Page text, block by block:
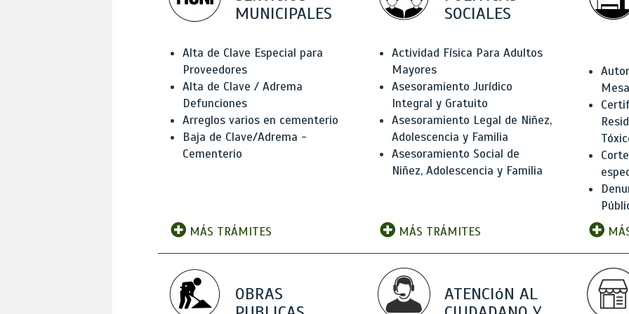
MUNICIPALES
Alta de Clave Especial para
Proveedores
Alta de Clave / Adrema
Defunciones
Arreglos varios en cementerio
Baja de Clave/Adrema -
Cementerio
MÁS TRÁMITES
SOCIALES
Actividad Física Para Adultos
Mayores
Asesoramiento Jurídico
Integral y Gratuito
Asesoramiento Legal de Niñez,
Adolescencia y Familia
Asesoramiento Social de
Niñez, Adolescencia y Familia
MÁS TRÁMITES
OBRAS
ATENCIóN AL